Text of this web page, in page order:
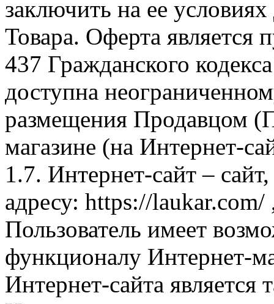
заключить на ее
Товара. Оферта является
437 Гражданского
доступна
размещения Продавцом
магазине (на Интернет-
1.7. Интернет-сайт –
адресу: https://laukar.com/
Пользователь имеет
функционалу Интернет-
Интернет-сайта